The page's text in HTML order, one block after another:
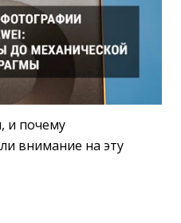
и почему
внимание на эту